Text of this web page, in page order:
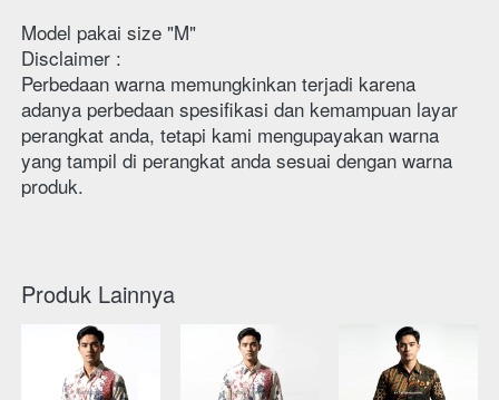
Model pakai size "M"
Disclaimer :
Perbedaan warna memungkinkan terjadi karena
adanya perbedaan spesifikasi dan kemampuan layar
perangkat anda, tetapi kami mengupayakan warna
yang tampil di perangkat anda sesuai dengan warna
produk.
Produk Lainnya